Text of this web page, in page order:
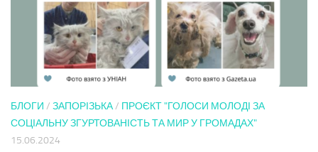
БЛОГИ / ЗАПОРІЗЬКА/ ПРОЄКТ "ГОЛОСИ МОЛОДІ ЗА
СОЦІАЛЬНУ ЗГУРТОВАНІСТЬ ТА МИР У ГРОМАДАХ"
15.06.2024